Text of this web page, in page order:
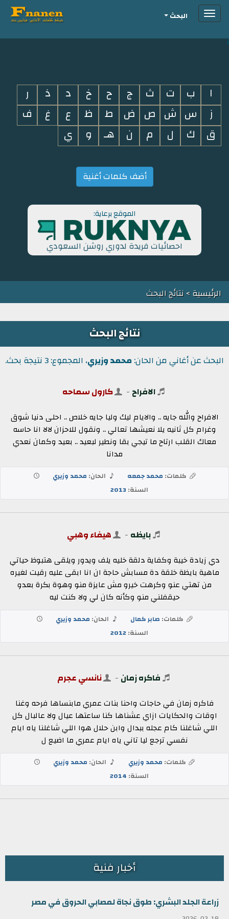
i
Toggleالبحث
ا ب ت ث ج ح خ د ذ
ر
ز
س ش ص ض ط ظ ع غ
ف
ق
ك ل م ن هـ و ي
أضف كلمات أغنية
الموقع برعاية:
احصائيات فريدة لدوري روشن السعودي
الرئيسية> نتائج البحث
نتائج البحث
البحث عن أغاني من الحان: محمد وزيري، المجموع: 3 نتيجة بحث.
الافراح - كارول سماحه
الافراح والله جايه .. والايام ليك وليا جايه خلاص .. احلى دنيا شوق
وغرام كل ثانيه يلا نعيشها تعالي .. ونقول للاحزان لالا انا حاسه
معاك القلب ارتاح ما تيجي بقا ونطير لبعيد .. بعيد وكمان نعدي
مدانا
كلمات: محمد جمعه الحان: محمد وزيري
السنة:2013
بايظه - هيفاء وهبي
دي زيادة خيبة وكفاية دلقة خليه يلف ويدور ويلقى هتبوظ حياتي
ماهية بايظة خلقة دة مسابش حاجة ان انا ابقى عليه رقيت لغيره
من تهتي عنو وكرهت خيرو مش عايزة منو وهوة بكرة بعدو
حيقفلني منو وكأنه كان لي ولا كنت ليه
كلمات: صابر كمال الحان: محمد وزيري
السنة:2012
فاكره زمان - نانسي عجرم
فاكره زمان في حاجات واحنا بنات عمري مابنساها فرحه وغنا
اوقات والحكايات ازاي عشناها كنا ساعتها عيال ولا عالبال كل
اللي شاغلنا كام عجله ببدال وابن حلال هوا اللي شاغلنا ياه ايام
نفسي ترجع ليا تاني ياه ايام عمري ما اضيع ل
كلمات: محمد وزيري الحان: محمد وزيري
السنة: 2014
أخبار فنية
زراعة الجلد البشري: طوق نجاة لمصابي الحروق في مصر